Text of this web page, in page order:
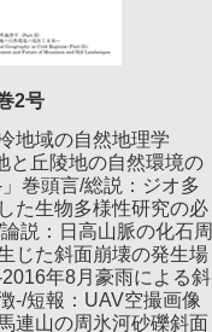
2号
地域の自然地理学
と丘陵地の自然環境の
巻頭言/総説：ジオ多
た生物多様性研究の必
説：日高山脈の化石周
じた斜面崩壊の発生場
年8月豪雨による斜
-/短報：UAV空撮画像
連山の周氷河砂礫斜面